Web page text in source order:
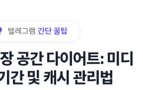
텔레그램 간단 꿀팁
공간 다이어트: 미디
간 및 캐시 관리법